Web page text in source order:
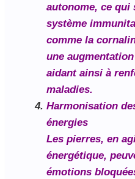
autonome, ce
système
comme la
une
aidant ainsi à
maladies.
Harmonisation
énergies
Les pierres, en
énergétique,
émotions